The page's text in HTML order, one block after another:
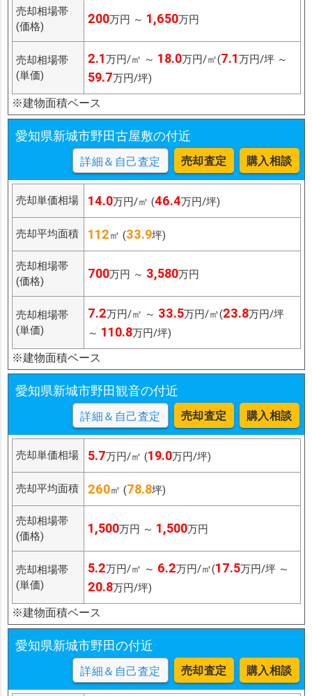
売却相場帯
(価格)
200万円 ～ 1,650万円
売却相場帯
(単価)
2.1万円/㎡ ～ 18.0万円/㎡(7.1万円/坪 ～
59.7万円/坪)
※建物面積ベース
愛知県新城市野田古屋敷の付近
詳細＆自己査定 売却査定 購入相談
売却単価相場 14.0万円/㎡ (46.4万円/坪)
売却平均面積 112㎡ (33.9坪)
売却相場帯
(価格)
700万円 ～ 3,580万円
売却相場帯
(単価)
7.2万円/㎡ ～ 33.5万円/㎡(23.8万円/坪
～ 110.8万円/坪)
※建物面積ベース
愛知県新城市野田観音の付近
詳細＆自己査定 売却査定 購入相談
売却単価相場 5.7万円/㎡ (19.0万円/坪)
売却平均面積 260㎡ (78.8坪)
売却相場帯
(価格)
1,500万円 ～ 1,500万円
売却相場帯
(単価)
5.2万円/㎡ ～ 6.2万円/㎡(17.5万円/坪 ～
20.8万円/坪)
※建物面積ベース
愛知県新城市野田の付近
詳細＆自己査定 売却査定 購入相談